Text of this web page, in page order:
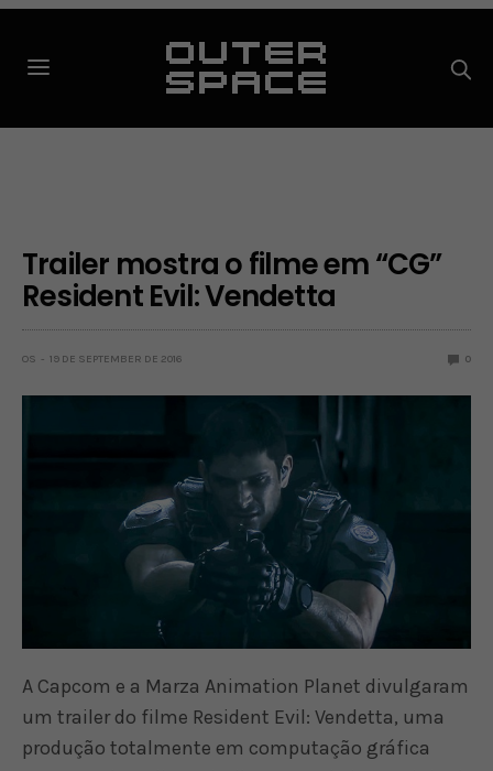
Trailer mostra o filme em “CG”
Resident Evil: Vendetta
OS 19 DE SEPTEMBER DE 2016 0
A Capcom e a Marza Animation Planet divulgaram
um trailer do filme Resident Evil: Vendetta, uma
produção totalmente em computação gráfica